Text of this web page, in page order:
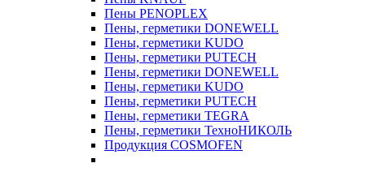
Пены PENOPLEX
Пены, герметики DONEWELL
Пены, герметики KUDO
Пены, герметики PUTECH
Пены, герметики DONEWELL
Пены, герметики KUDO
Пены, герметики PUTECH
Пены, герметики TEGRA
Пены, герметики ТехноНИКОЛЬ
Продукция COSMOFEN